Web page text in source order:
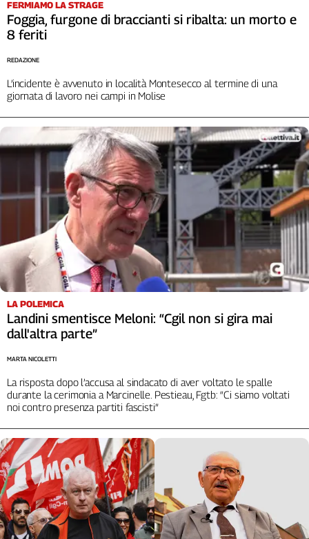
FERMIAMO LA STRAGE
Foggia, furgone di braccianti si ribalta: un morto e
8 feriti
L’incidente è avvenuto in località Montesecco al termine di una
giornata di lavoro nei campi in Molise
REDAZIONE
LA POLEMICA
Landini smentisce Meloni: “Cgil non si gira mai
dall'altra parte”
La risposta dopo l’accusa al sindacato di aver voltato le spalle
durante la cerimonia a Marcinelle. Pestieau, Fgtb: “Ci siamo voltati
noi contro presenza partiti fascisti”
MARTA NICOLETTI